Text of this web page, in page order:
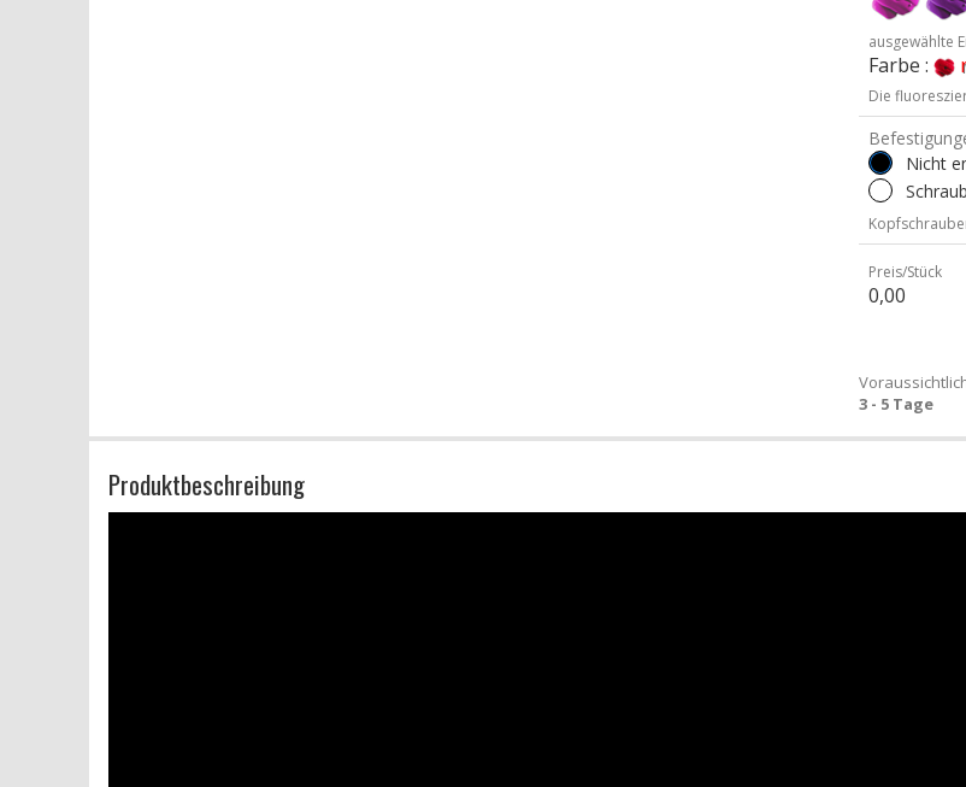
ausgewählte
Farbe :
Die
Nicht
Preis/Stück
0,00
3 - 5 Tage
Produktbeschreibung